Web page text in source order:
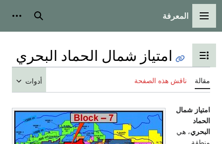
القائمة الرئيسية
المعرفة بحث
تبديل عرض جدول المحتويات
امتياز شمال الحماد البحري
مقالة ناقش هذه الصفحة أدوات
امتياز شمال
الحماد
البحري، هي